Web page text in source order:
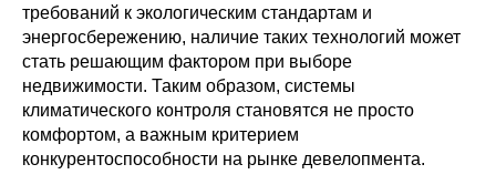
требований к экологическим стандартам и
энергосбережению, наличие таких технологий может
стать решающим фактором при выборе
недвижимости. Таким образом, системы
климатического контроля становятся не просто
комфортом, а важным критерием
конкурентоспособности на рынке девелопмента.